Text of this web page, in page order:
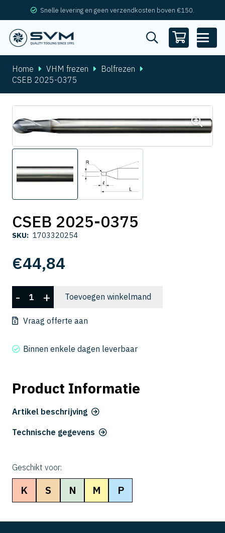
Snelle levering en geen verzendkosten boven €150.
Home VHM frezen
Bolfrezen
CSEB 2025-0375
CSEB 2025-0375
SKU: 1703320254
€44,84
CSEB
2025-
0375
- + Toevoegen winkelmand
Vraag offerte aan
Binnen enkele dagen leverbaar
Product Informatie
Artikel beschrijving
Technische gegevens
Geschikt voor:
K S N M P